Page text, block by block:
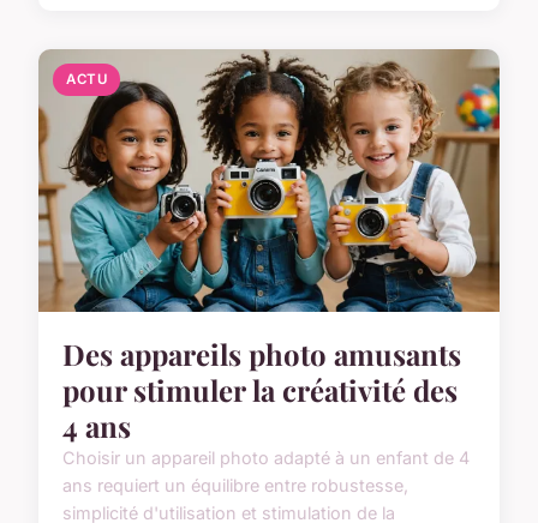
ACTU
Des appareils photo amusants
pour stimuler la créativité des
4 ans
Choisir un appareil photo adapté à un enfant de 4
ans requiert un équilibre entre robustesse,
simplicité d'utilisation et stimulation de la